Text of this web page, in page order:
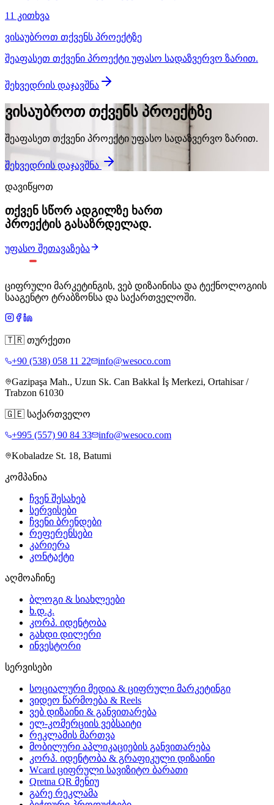
11 კითხვა
ვისაუბროთ თქვენს პროექტზე
შეაფასეთ თქვენი პროექტი უფასო სადაზვერვო ზარით.
შეხვედრის დაჯავშნა
ვისაუბროთ თქვენს პროექტზე
შეაფასეთ თქვენი პროექტი უფასო სადაზვერვო ზარით.
შეხვედრის დაჯავშნა
დავიწყოთ
თქვენ სწორ ადგილზე ხართ
პროექტის გასაზრდელად.
უფასო შეთავაზება
ციფრული მარკეტინგის, ვებ დიზაინისა და ტექნოლოგიის
სააგენტო ტრაბზონსა და საქართველოში.
🇹🇷 თურქეთი
+90 (538) 058 11 22
info@wesoco.com
Gazipaşa Mah., Uzun Sk. Can Bakkal İş Merkezi, Ortahisar /
Trabzon 61030
🇬🇪 საქართველო
+995 (557) 90 84 33
info@wesoco.com
Kobaladze St. 18, Batumi
კომპანია
ჩვენ შესახებ
სერვისები
ჩვენი ბრენდები
რეფერენსები
კარიერა
კონტაქტი
აღმოაჩინე
ბლოგი & სიახლეები
ხ.დ.კ.
კორპ. იდენტობა
გახდი დილერი
ინვესტორი
სერვისები
სოციალური მედია & ციფრული მარკეტინგი
ვიდეო წარმოება & Reels
ვებ დიზაინი & განვითარება
ელ-კომერციის ვებსაიტი
რეკლამის მართვა
მობილური აპლიკაციების განვითარება
კორპ. იდენტობა & გრაფიკული დიზაინი
Wcard ციფრული სავიზიტო ბარათი
Qretna QR მენიუ
გარე რეკლამა